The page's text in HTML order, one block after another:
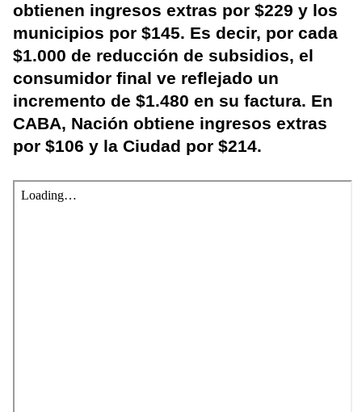
obtienen ingresos extras por $229 y los
municipios por $145. Es decir, por cada
$1.000 de reducción de subsidios, el
consumidor final ve reflejado un
incremento de $1.480 en su factura. En
CABA, Nación obtiene ingresos extras
por $106 y la Ciudad por $214.